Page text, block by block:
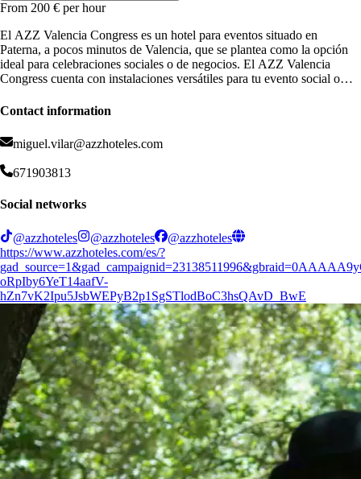
From 200 € per hour
El AZZ Valencia Congress es un hotel para eventos situado en
Paterna, a pocos minutos de Valencia, que se plantea como la opción
ideal para celebraciones sociales o de negocios. El AZZ Valencia
Congress cuenta con instalaciones versátiles para tu evento social o
de cada celebración. El venue cuenta con 11 espacios, conformados
mobiliario, material audiovisual, escenario, luces, sonido… Además, el
espacio cuenta con 100 habitaciones para que tú y tus invitados podáis
alojaros, y un impresionante spa.
Contact information
miguel.vilar@azzhoteles.com
671903813
Social networks
@azzhoteles @azzhoteles
@azzhoteles
https://www.azzhoteles.com/es/?
oRpIby6YeT14aafV-
hZn7vK2Ipu5JsbWEPyB2p1SgSTlodBoC3hsQAvD_BwE